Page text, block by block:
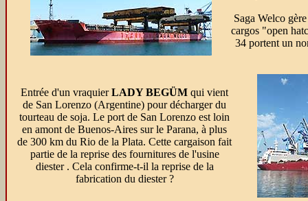
Saga Welco
cargos "open
34 portent un
Entrée d'un vraquierLADY BEGÜM qui vient
de San Lorenzo (Argentine) pour décharger du
tourteau de soja. Le port de San Lorenzo est loin
en amont de Buenos-Aires sur le Parana, à plus
de 300 km du Rio de la Plata. Cette cargaison fait
partie de la reprise des fournitures de l'usine
diester . Cela confirme-t-il la reprise de la
fabrication du diester ?